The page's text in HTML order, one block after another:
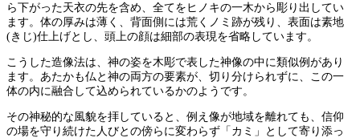
ら下がった天衣の先を含め、全てをヒノキの一木から彫り出してい
ます。体の厚みは薄く、背面側には荒くノミ跡が残り、表面は素地
(きじ)仕上げとし、頭上の顔は細部の表現を省略しています。
こうした造像法は、神の姿を木彫で表した神像の中に類似例があり
ます。あたかも仏と神の両方の要素が、切り分けられずに、この一
体の内に融合して込められているかのようです。
その神秘的な風貌を拝していると、例え像が地域を離れても、信仰
の場を守り続けた人びとの傍らに変わらず「カミ」として寄り添っ